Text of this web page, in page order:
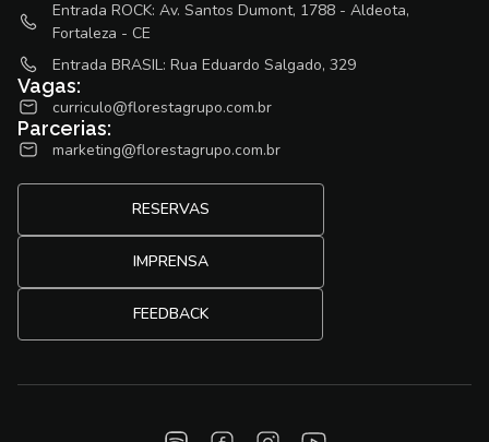
Entrada ROCK: Av. Santos Dumont, 1788 - Aldeota,
Fortaleza - CE
Entrada BRASIL: Rua Eduardo Salgado, 329
Vagas:
curriculo@florestagrupo.com.br
Parcerias:
marketing@florestagrupo.com.br
RESERVAS
IMPRENSA
FEEDBACK